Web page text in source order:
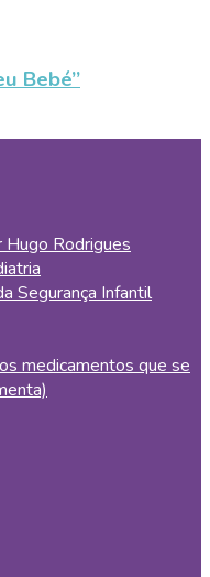
Bebé”
Hugo Rodrigues
Segurança Infantil
medicamentos que se